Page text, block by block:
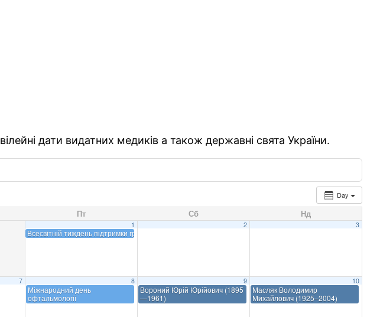
дати видатних медиків а також державні свята України.
Day
Пт Сб Нд
1
Всесвітній тиждень підтримки грудного вигодовування
2 3
7 8
Міжнародний день
офтальмології
9
Вороний Юрій Юрійович (1895
—1961)
10
Масляк Володимир
Михайлович (1925–2004)